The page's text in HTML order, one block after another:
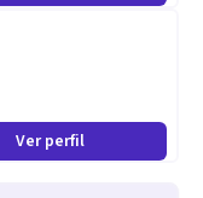
Ver perfil